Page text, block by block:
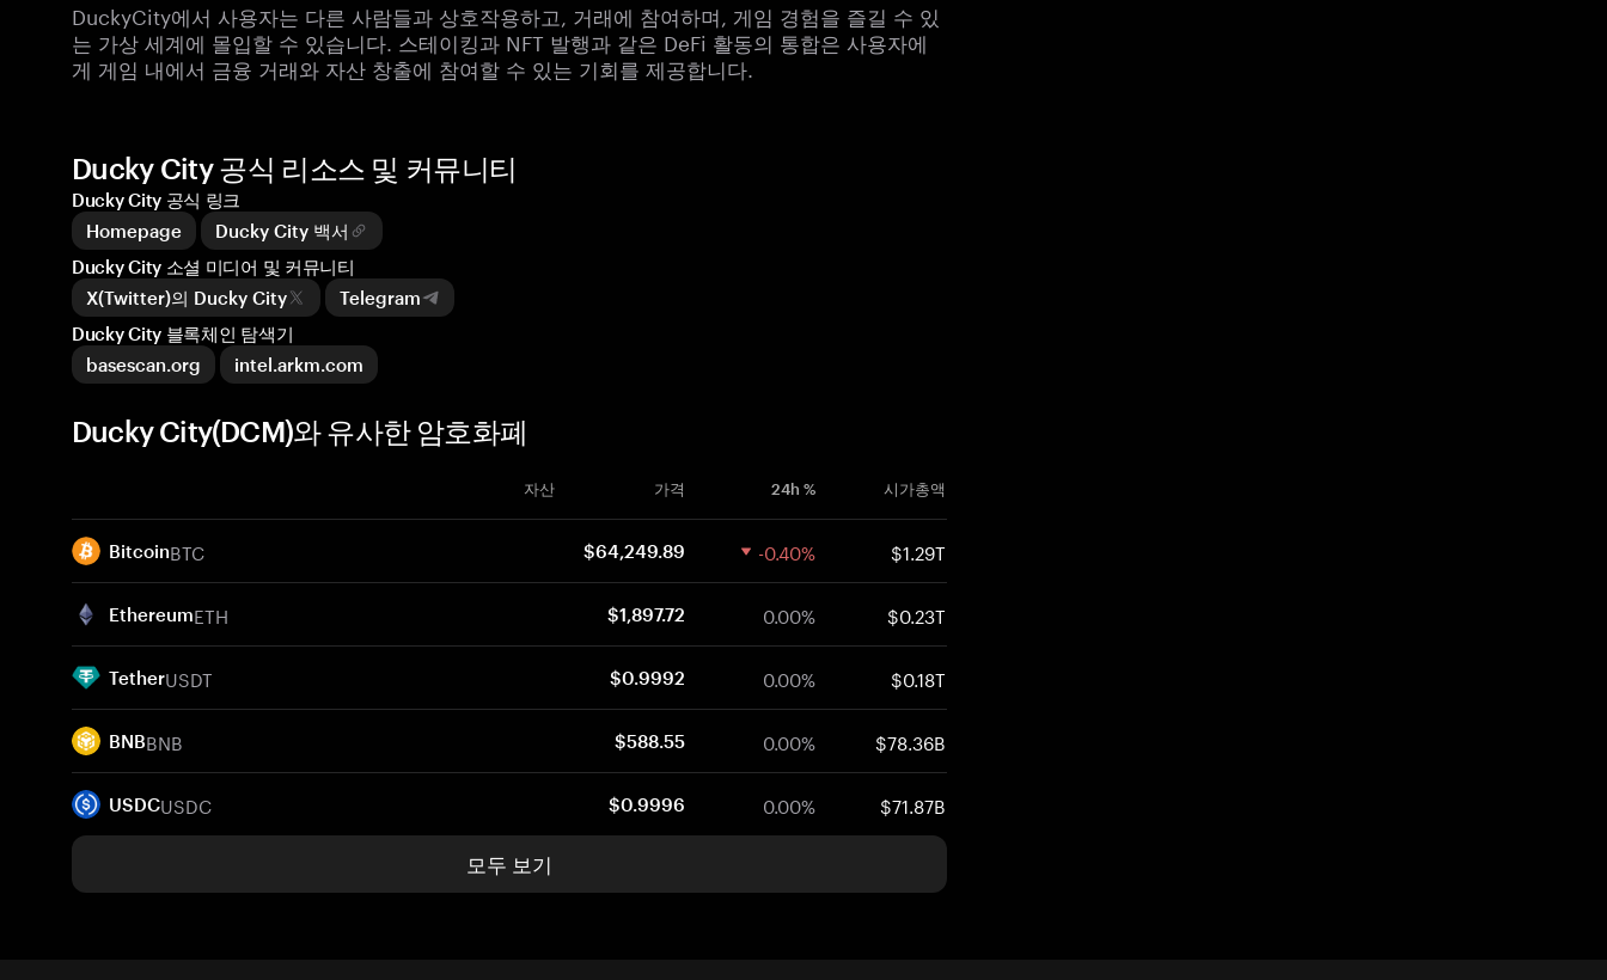
DuckyCity에서 사용자는 다른 사람들과 상호작용하고, 거래에 참여하며, 게임 경험을 즐길 수 있
는 가상 세계에 몰입할 수 있습니다. 스테이킹과 NFT 발행과 같은 DeFi 활동의 통합은 사용자에
게 게임 내에서 금융 거래와 자산 창출에 참여할 수 있는 기회를 제공합니다.
Ducky City 공식 리소스 및 커뮤니티
Ducky City 공식 링크
Homepage
Ducky City 백서
Ducky City 소셜 미디어 및 커뮤니티
X(Twitter)의 Ducky City
Telegram
Ducky City 블록체인 탐색기
basescan.org
intel.arkm.com
Ducky City(DCM)와 유사한 암호화폐
자산 가격 24h % 시가총액
BitcoinBTC $64,249.89 -0.40% $1.29T
EthereumETH $1,897.72 0.00% $0.23T
TetherUSDT $0.9992 0.00% $0.18T
BNBBNB $588.55 0.00% $78.36B
USDCUSDC $0.9996 0.00% $71.87B
모두 보기